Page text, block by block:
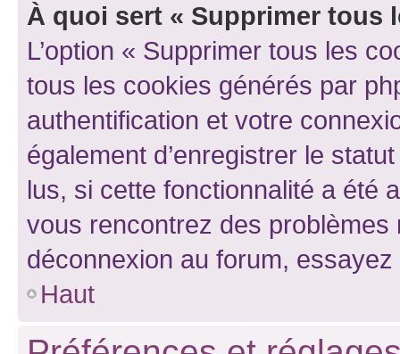
À quoi sert « Supprimer tous
L’option « Supprimer tous les
tous les cookies générés par
authentification et votre
également d’enregistrer le
lus, si cette fonctionnalité a été
vous rencontrez des
déconnexion au forum,
Haut